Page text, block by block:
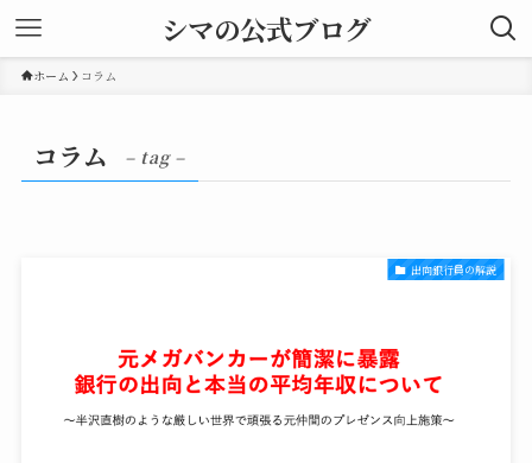
シマの公式ブログ
ホーム コラム
コラム – tag –
出向銀行員の解説